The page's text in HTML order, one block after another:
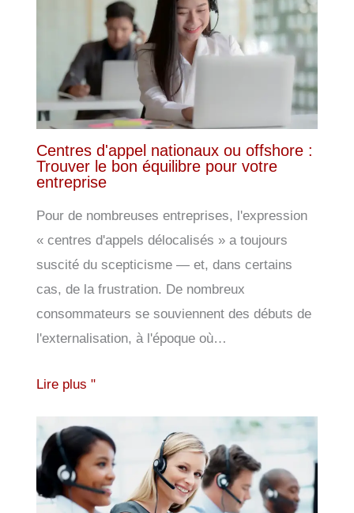
Centres d'appel nationaux ou offshore :
Trouver le bon équilibre pour votre
entreprise
Pour de nombreuses entreprises, l'expression
« centres d'appels délocalisés » a toujours
suscité du scepticisme — et, dans certains
cas, de la frustration. De nombreux
consommateurs se souviennent des débuts de
l'externalisation, à l'époque où…
Lire plus "